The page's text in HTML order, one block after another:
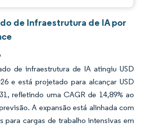
de Infraestrutura de IA por
de infraestrutura de IA atingiu USD
e está projetado para alcançar USD
refletindo uma CAGR de 14,89% ao
A expansão está alinhada com
para cargas de trabalho intensivas em